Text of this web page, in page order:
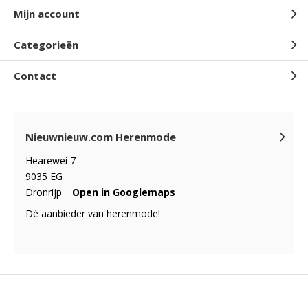
Mijn account
Categorieën
Contact
Nieuwnieuw.com Herenmode
Hearewei 7
9035 EG
Dronrijp
Open in Googlemaps
Dé aanbieder van herenmode!